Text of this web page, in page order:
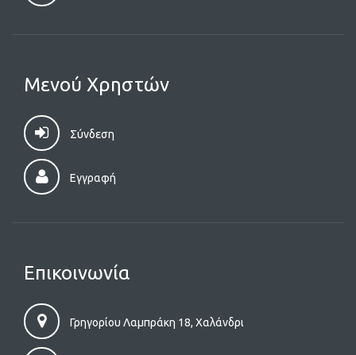
Μενού Χρηστών
Σύνδεση
Εγγραφή
Επικοινωνία
Γρηγορίου Λαμπράκη 18, Χαλάνδρι